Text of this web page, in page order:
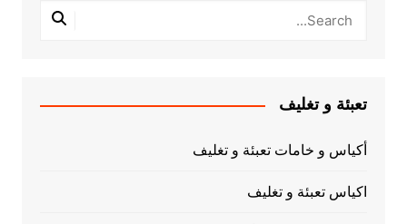
تعبئة و تغليف
أكياس و خامات تعبئة و تغليف
اكياس تعبئة و تغليف